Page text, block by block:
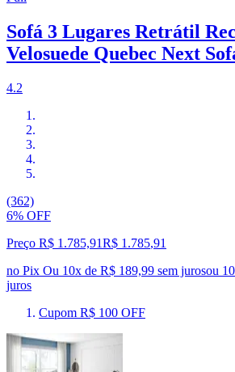
Sofá 3 Lugares Retrátil
Velosuede Quebec Next
4.2
(362)
6% OFF
Preço R$ 1.785,91R$ 1.785,91
no Pix Ou 10x de R$ 189,99 sem jurosou 10
juros
Cupom R$ 100 OFF